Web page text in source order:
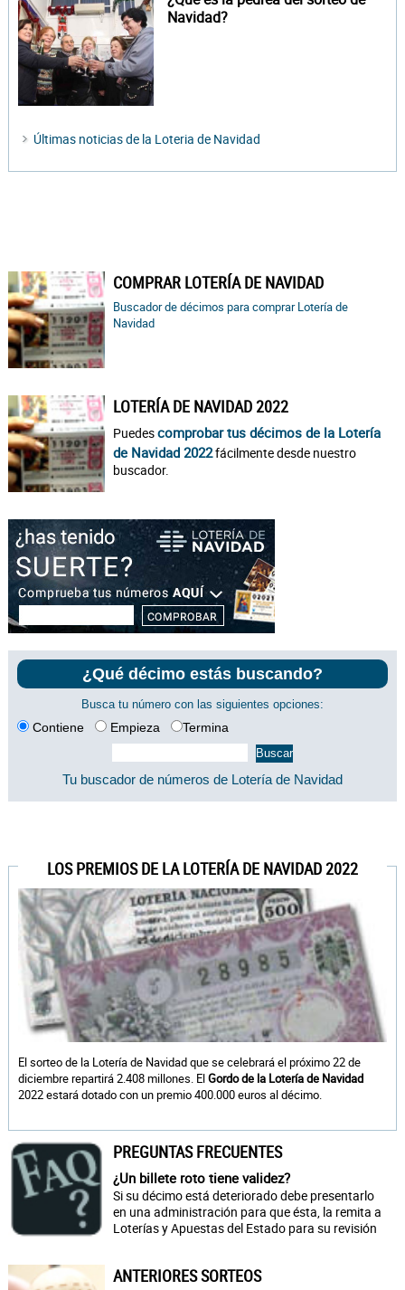
Navidad?
Últimas noticias de la Loteria de Navidad
COMPRAR LOTERÍA DE NAVIDAD
Buscador de décimos para comprar Lotería de
Navidad
LOTERÍA DE NAVIDAD 2022
Puedescomprobar tus décimos de la Lotería
de Navidad 2022fácilmente desde nuestro
buscador.
¿Qué décimo estás buscando?
Busca tu número con las siguientes opciones:
Contiene Empieza Termina
Tu buscador de números de Lotería de Navidad
LOS PREMIOS DE LA LOTERÍA DE NAVIDAD 2022
El sorteo de la Lotería de Navidad que se celebrará el próximo 22 de
diciembre repartirá 2.408 millones. ElGordo de la Lotería de Navidad
2022 estará dotado con un premio 400.000 euros al décimo.
PREGUNTAS FRECUENTES
¿Un billete roto tiene validez?
Si su décimo está deteriorado debe presentarlo
en una administración para que ésta, la remita a
Loterías y Apuestas del Estado para su revisión
ANTERIORES SORTEOS